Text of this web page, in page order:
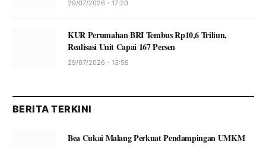
29/07/2026 - 17:20
KUR Perumahan BRI Tembus Rp10,6 Triliun,
Realisasi Unit Capai 167 Persen
29/07/2026 - 13:59
BERITA TERKINI
Bea Cukai Malang Perkuat Pendampingan UMKM